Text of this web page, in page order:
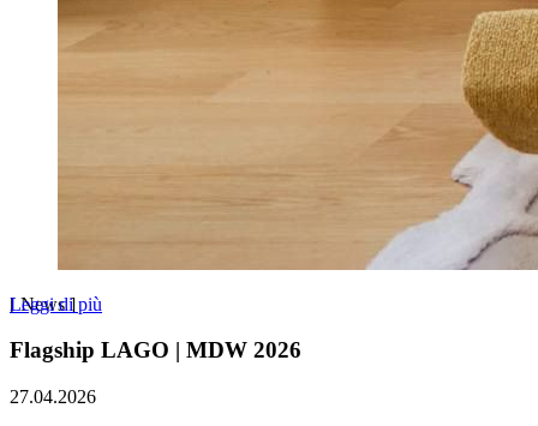
Leggi di più
[News]
Flagship LAGO | MDW 2026
27.04.2026